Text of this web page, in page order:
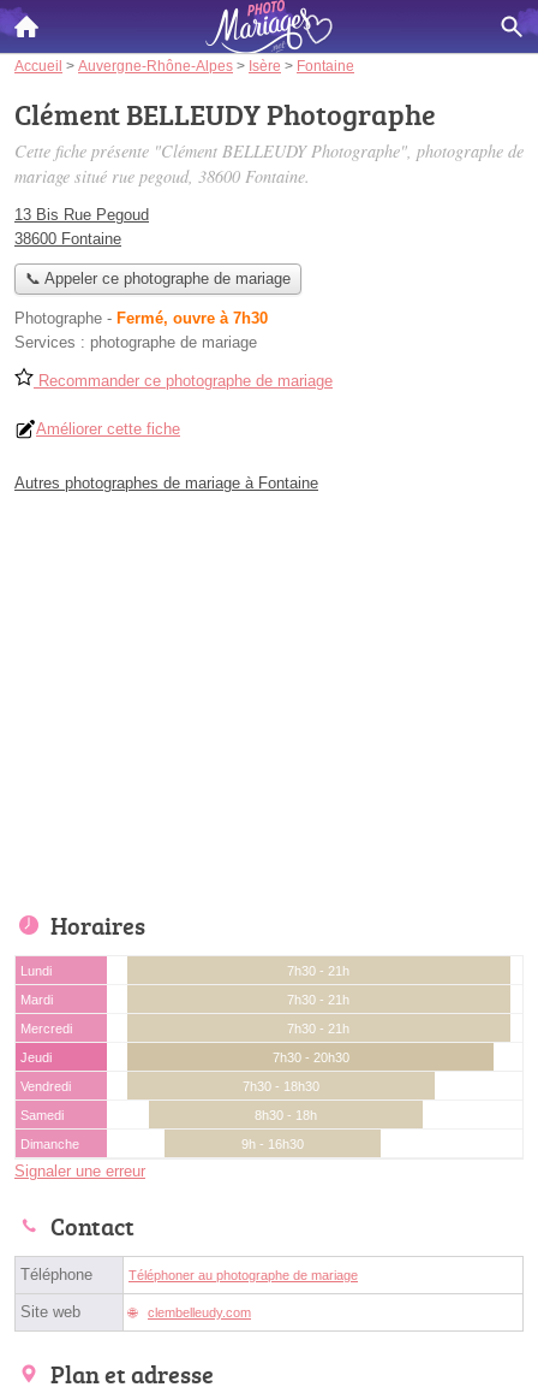
Accueil > Auvergne-Rhône-Alpes > Isère > Fontaine
Clément BELLEUDY Photographe
Cette fiche présente "Clément BELLEUDY Photographe", photographe de
mariage situé rue pegoud, 38600 Fontaine.
13 Bis Rue Pegoud
38600 Fontaine
📞 Appeler ce photographe de mariage
Photographe - Fermé, ouvre à 7h30
Services : photographe de mariage
Recommander ce photographe de mariage
Améliorer cette fiche
Autres photographes de mariage à Fontaine
Horaires
Lundi
7h30 - 21h
Mardi
7h30 - 21h
Mercredi
7h30 - 21h
Jeudi
7h30 - 20h30
Vendredi
7h30 - 18h30
Samedi
8h30 - 18h
Dimanche
9h - 16h30
Signaler une erreur
Contact
Téléphone Téléphoner au photographe de mariage
Site web clembelleudy.com
Plan et adresse